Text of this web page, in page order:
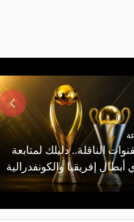
الناقلة.. دليلك لمتابعة
إفريقيا والكونفدرالية